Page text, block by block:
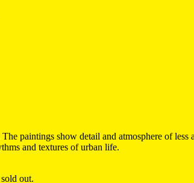
paintings show detail and atmosphere of
and textures of urban life.
out.